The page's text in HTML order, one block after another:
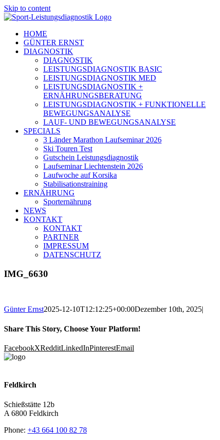
Skip to content
HOME
GÜNTER ERNST
DIAGNOSTIK
DIAGNOSTIK
LEISTUNGSDIAGNOSTIK BASIC
LEISTUNGSDIAGNOSTIK MED
LEISTUNGSDIAGNOSTIK +
ERNÄHRUNGSBERATUNG
LEISTUNGSDIAGNOSTIK + FUNKTIONELLE
BEWEGUNGSANALYSE
LAUF- UND BEWEGUNGSANALYSE
SPECIALS
3 Länder Marathon Laufseminar 2026
Ski Touren Test
Gutschein Leistungsdiagnostik
Laufseminar Liechtenstein 2026
Laufwoche auf Korsika
Stabilisationstraining
ERNÄHRUNG
Sporternährung
NEWS
KONTAKT
KONTAKT
PARTNER
IMPRESSUM
DATENSCHUTZ
IMG_6630
Günter Ernst2025-12-10T12:12:25+00:00Dezember 10th, 2025|
Share This Story, Choose Your Platform!
FacebookXRedditLinkedInPinterestEmail
Feldkirch
Schießstätte 12b
A 6800 Feldkirch
Phone: +43 664 100 82 78